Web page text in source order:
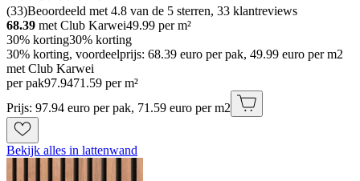
(33)Beoordeeld met 4.8 van de 5 sterren, 33 klantreviews
68.39 met Club Karwei49.99 per m²
30% korting30% korting
30% korting, voordeelprijs: 68.39 euro per pak, 49.99 euro per m2
met Club Karwei
per pak97.9471.59 per m²
Prijs: 97.94 euro per pak, 71.59 euro per m2
Bekijk alles in lattenwand